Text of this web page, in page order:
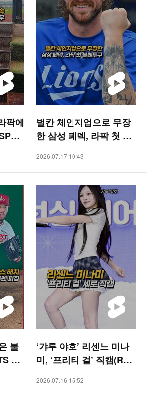
팍에
벌칸 체인지업으로 무장
한 삼성 페덱, 라팍 첫 불
폼]
2026.07.17 10:43
불
숏
‘갸루 야호’ 리센느 미나
미, ‘프리티 걸’ 직캠(RES
2026.07.16 15:52